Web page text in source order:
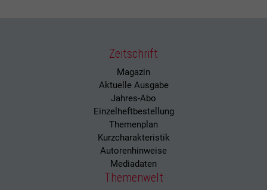
Zeitschrift
Magazin
Aktuelle Ausgabe
Jahres-Abo
Einzelheftbestellung
Themenplan
Kurzcharakteristik
Autorenhinweise
Mediadaten
Themenwelt